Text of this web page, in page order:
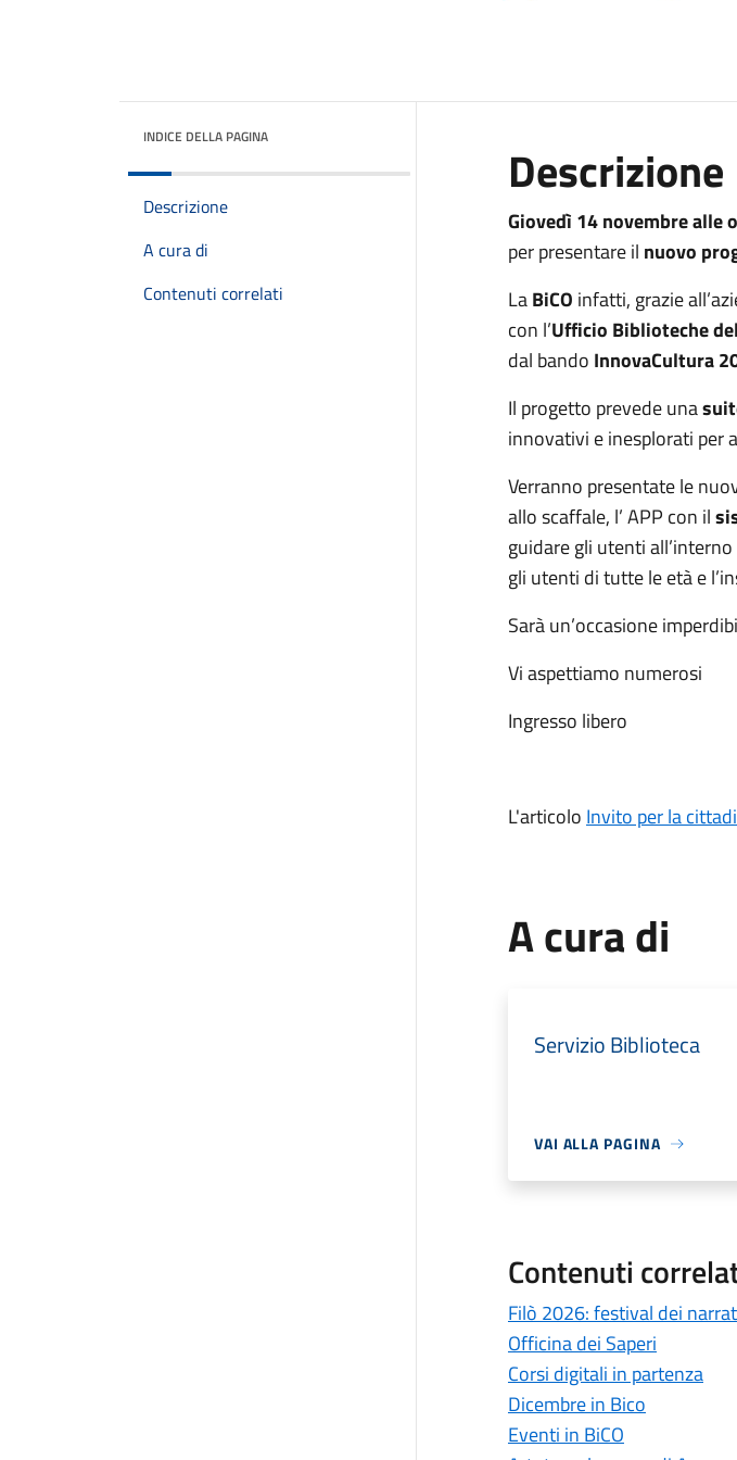
INDICE DELLA PAGINA
Descrizione
A cura di
Contenuti correlati
Descrizione
Giovedì 14 novembre alle
per presentare il nuovo
LaBiCO infatti, grazie
con l’Ufficio Biblioteche
dal bando InnovaCultura
Il progetto prevede una
innovativi e inesplorati per
Verranno presentate le
allo scaffale, l’ APP con il
guidare gli utenti
gli utenti di tutte le età e
Sarà un’occasione
Vi aspettiamo numerosi
Ingresso libero
L'articolo Invito per la
A cura di
Servizio Biblioteca
VAI ALLA PAGINA
Contenuti
Filò 2026: festival dei
Officina dei Saperi
Corsi digitali in partenza
Dicembre in Bico
Eventi in BiCO